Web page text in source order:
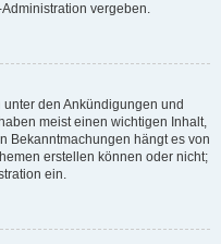
vergeben.
den Ankündigungen und
meist einen wichtigen Inhalt,
Bekanntmachungen hängt es von
erstellen können oder nicht;
ein.